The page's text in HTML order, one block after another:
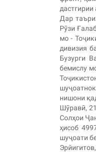
Дар
Рӯзи
мо -
дивизия
Бузурги
бемислу
нишони
Шӯравӣ,
Солҳои
ҳисоб
шуҷоати